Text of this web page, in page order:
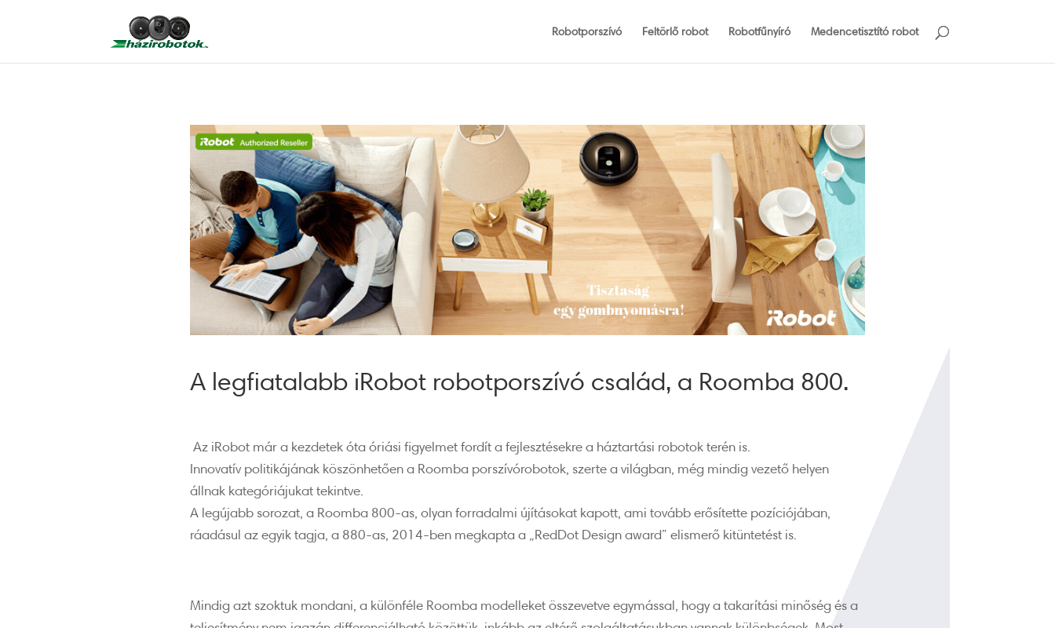
Robotporszívó Feltörlő robot Robotfűnyíró Medencetisztító robot
A legfiatalabb iRobot robotporszívó család, a Roomba 800.
Az iRobot már a kezdetek óta óriási figyelmet fordít a fejlesztésekre a háztartási robotok terén is.
Innovatív politikájának köszönhetően a Roomba porszívórobotok, szerte a világban, még mindig vezető helyen
állnak kategóriájukat tekintve.
A legújabb sorozat, a Roomba 800-as, olyan forradalmi újításokat kapott, ami tovább erősítette pozíciójában,
ráadásul az egyik tagja, a 880-as, 2014-ben megkapta a „RedDot Design award” elismerő kitüntetést is.
Mindig azt szoktuk mondani, a különféle Roomba modelleket összevetve egymással, hogy a takarítási minőség és a